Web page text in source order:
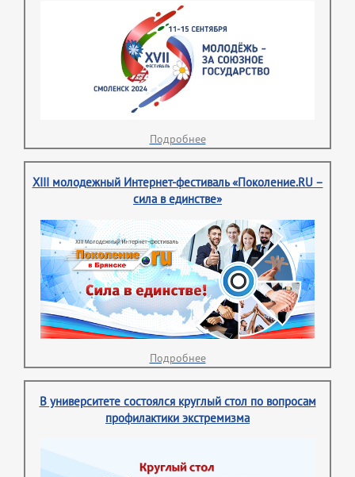
Подробнее
XIII молодежный Интернет-фестиваль «Поколение.RU –
сила в единстве»
Подробнее
В университете состоялся круглый стол по вопросам
профилактики экстремизма